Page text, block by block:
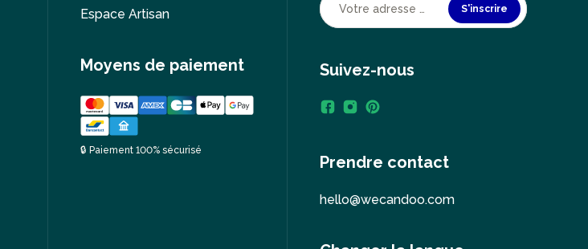
Espace Artisan
Moyens de paiement
🔒 Paiement 100% sécurisé
S'inscrire
Suivez-nous
Prendre contact
hello@wecandoo.com